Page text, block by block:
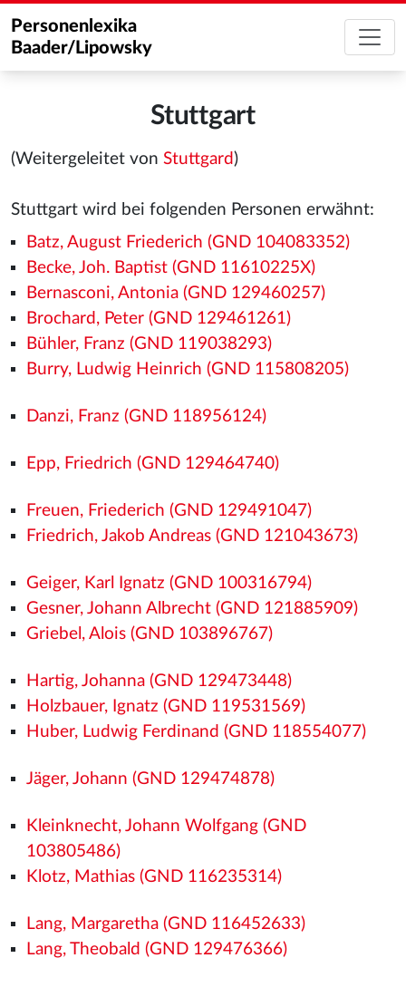
Personenlexika
Baader/Lipowsky
Stuttgart
(Weitergeleitet von Stuttgard )
Stuttgart wird bei folgenden Personen erwähnt:
Batz, August Friederich (GND 104083352)
Becke, Joh. Baptist (GND 11610225X)
Bernasconi, Antonia (GND 129460257)
Brochard, Peter (GND 129461261)
Bühler, Franz (GND 119038293)
Burry, Ludwig Heinrich (GND 115808205)
Danzi, Franz (GND 118956124)
Epp, Friedrich (GND 129464740)
Freuen, Friederich (GND 129491047)
Friedrich, Jakob Andreas (GND 121043673)
Geiger, Karl Ignatz (GND 100316794)
Gesner, Johann Albrecht (GND 121885909)
Griebel, Alois (GND 103896767)
Hartig, Johanna (GND 129473448)
Holzbauer, Ignatz (GND 119531569)
Huber, Ludwig Ferdinand (GND 118554077)
Jäger, Johann (GND 129474878)
Kleinknecht, Johann Wolfgang (GND
103805486)
Klotz, Mathias (GND 116235314)
Lang, Margaretha (GND 116452633)
Lang, Theobald (GND 129476366)